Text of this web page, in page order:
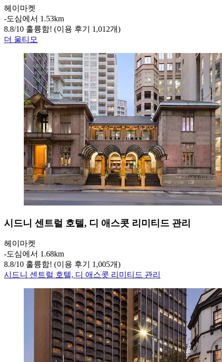
헤이마켓
‐도심에서 1.53km
8.8/10 훌륭함! (이용 후기 1,012개)
더 울티모
시드니 센트럴 호텔, 디 애스콧 리미티드 관리
헤이마켓
‐도심에서 1.68km
8.8/10 훌륭함! (이용 후기 1,005개)
시드니 센트럴 호텔, 디 애스콧 리미티드 관리